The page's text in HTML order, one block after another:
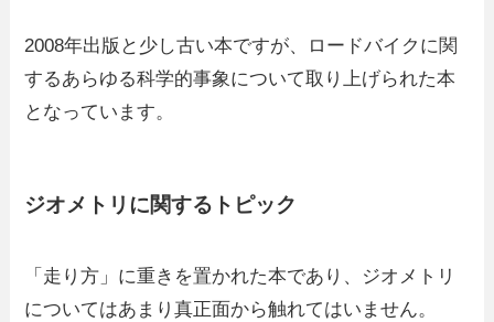
2008年出版と少し古い本ですが、ロードバイクに関
するあらゆる科学的事象について取り上げられた本
となっています。
ジオメトリに関するトピック
「走り方」に重きを置かれた本であり、ジオメトリ
についてはあまり真正面から触れてはいません。